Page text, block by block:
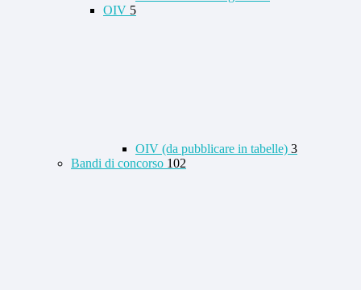
OIV 5
OIV (da pubblicare in tabelle) 3
Bandi di concorso 102